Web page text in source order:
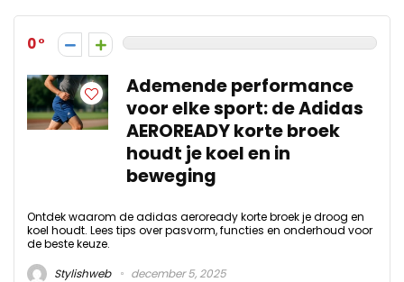
0
Ademende performance
voor elke sport: de Adidas
AEROREADY korte broek
houdt je koel en in
beweging
Ontdek waarom de adidas aeroready korte broek je droog en
koel houdt. Lees tips over pasvorm, functies en onderhoud voor
de beste keuze.
Stylishweb
december 5, 2025